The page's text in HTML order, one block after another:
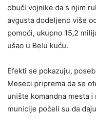
obuči vojnike da s njim
avgusta dodeljeno više
pomoći, ukupno 15,2
ušao u Belu kuću.
Efekti se pokazuju,
Meseci priprema da se
unište komandna mesta
municije počeli su da